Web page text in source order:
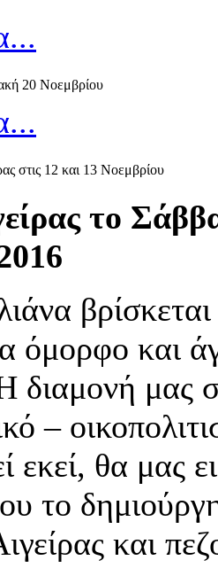
20 Νοεμβρίου
στις 12 και 13 Νοεμβρίου
το
όμορφο και
διαμονή μας
–
εκεί, θα μας
το
και